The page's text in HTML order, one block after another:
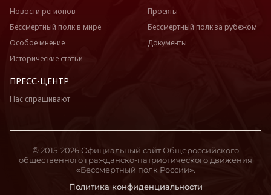
Новости регионов
Бессмертный полк в мире
Особое мнение
Исторические статьи
Проекты
Бессмертный полк за рубежом
Документы
ПРЕСС-ЦЕНТР
Нас спрашивают
Политика конфиденциальности
© 2015-2026 Официальный сайт Общероссийского
общественного гражданско-патриотического движения
«Бессмертный полк России».